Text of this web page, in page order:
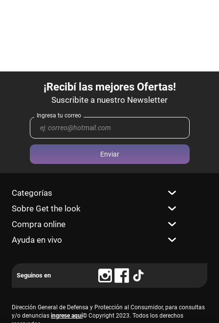
Enviar
Categorías
Sobre Get the look
Compra online
Ayuda en vivo
Dirección General de Defensa y Protección al Consumidor, para consultas
y/o denuncias ingrese aquí© Copyright 2023. Todos los derechos